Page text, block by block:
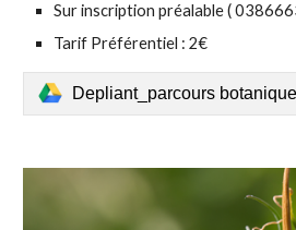
Sur inscription préalable (
Tarif Préférentiel : 2€
Depliant_parcours